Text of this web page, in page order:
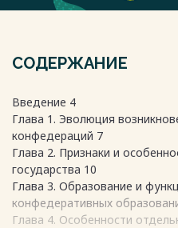
СОДЕРЖАНИЕ
Введение 4
Глава 1. Эволюция
конфедераций 7
Глава 2. Признаки и
государства 10
Глава 3. Образование и
конфедеративных
Глава 4. Особенности